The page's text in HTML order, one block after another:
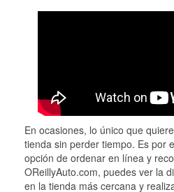
En ocasiones, lo único que
tienda sin perder tiempo. Es por
opción de ordenar en línea y
OReillyAuto.com, puedes ver la
en la tienda más cercana y